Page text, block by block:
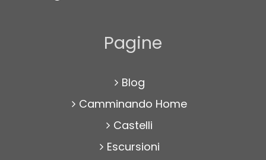
Pagine
Blog
Camminando Home
Castelli
Escursioni